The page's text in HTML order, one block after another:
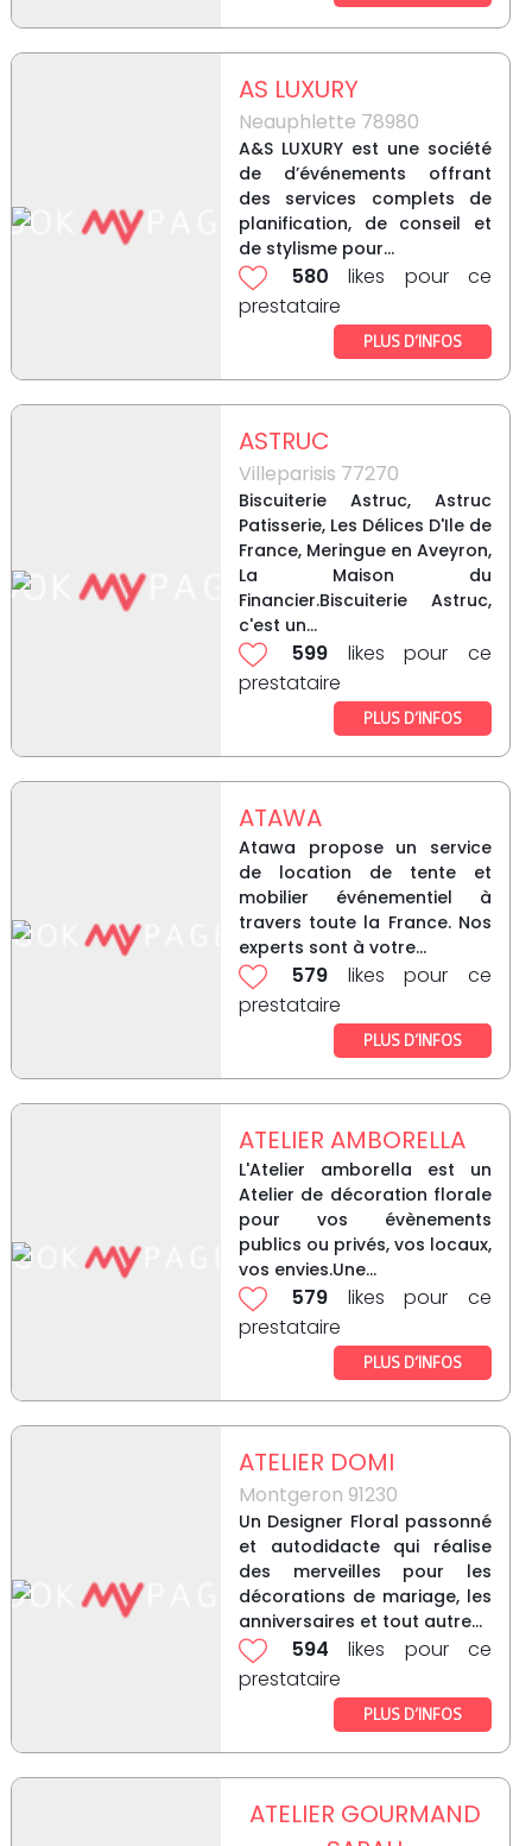
AS LUXURY
Neauphlette 78980
A&S LUXURY est une société
de d’événements offrant
des services complets de
planification, de conseil et
de stylisme pour...
580 likes pour ce
prestataire
PLUS D’INFOS
ASTRUC
Villeparisis 77270
Biscuiterie Astruc, Astruc
Patisserie, Les Délices D'Ile de
France, Meringue en Aveyron,
La Maison du
Financier.Biscuiterie Astruc,
c'est un...
599 likes pour ce
prestataire
PLUS D’INFOS
ATAWA
Atawa propose un service
de location de tente et
mobilier événementiel à
travers toute la France. Nos
experts sont à votre...
579 likes pour ce
prestataire
PLUS D’INFOS
ATELIER AMBORELLA
L'Atelier amborella est un
Atelier de décoration florale
pour vos évènements
publics ou privés, vos locaux,
vos envies.Une...
579 likes pour ce
prestataire
PLUS D’INFOS
ATELIER DOMI
Montgeron 91230
Un Designer Floral passonné
et autodidacte qui réalise
des merveilles pour les
décorations de mariage, les
anniversaires et tout autre...
594 likes pour ce
prestataire
PLUS D’INFOS
ATELIER GOURMAND